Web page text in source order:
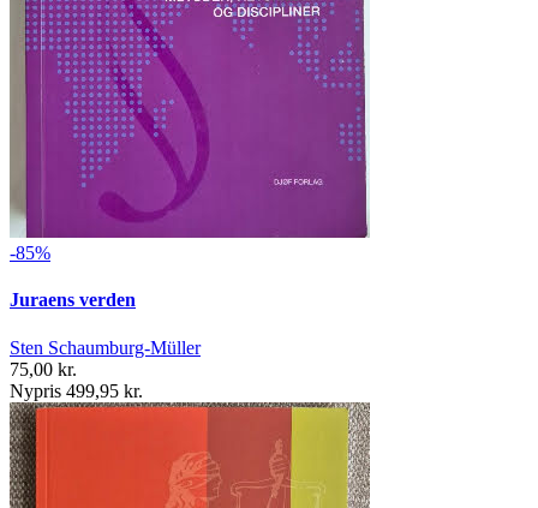
-85%
Juraens verden
Sten Schaumburg-Müller
75,00 kr.
Nypris 499,95 kr.